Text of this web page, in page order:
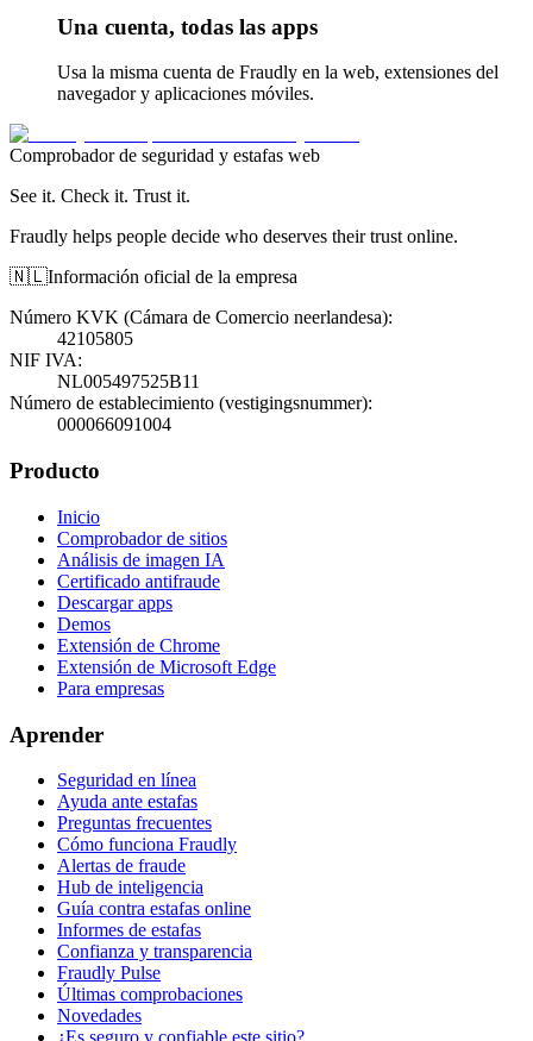
Una cuenta, todas las apps
Usa la misma cuenta de Fraudly en la web, extensiones del
navegador y aplicaciones móviles.
Comprobador de seguridad y estafas web
See it. Check it. Trust it.
Fraudly helps people decide who deserves their trust online.
🇳🇱Información oficial de la empresa
Número KVK (Cámara de Comercio neerlandesa):
42105805
NIF IVA:
NL005497525B11
Número de establecimiento (vestigingsnummer):
000066091004
Producto
Inicio
Comprobador de sitios
Análisis de imagen IA
Certificado antifraude
Descargar apps
Demos
Extensión de Chrome
Extensión de Microsoft Edge
Para empresas
Aprender
Seguridad en línea
Ayuda ante estafas
Preguntas frecuentes
Cómo funciona Fraudly
Alertas de fraude
Hub de inteligencia
Guía contra estafas online
Informes de estafas
Confianza y transparencia
Fraudly Pulse
Últimas comprobaciones
Novedades